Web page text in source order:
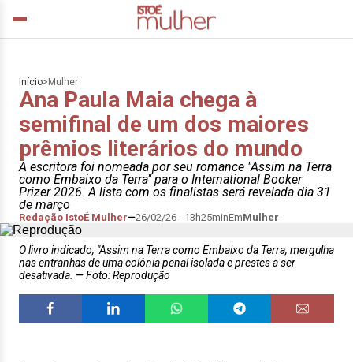
Início> Mulher
Ana Paula Maia chega à
semifinal de um dos maiores
prêmios literários do mundo
A escritora foi nomeada por seu romance "Assim na Terra
como Embaixo da Terra" para o International Booker
Prizer 2026. A lista com os finalistas será revelada dia 31
de março
Redação IstoÉ Mulher 26/02/26 - 13h25minEmMulher
O livro indicado, "Assim na Terra como Embaixo da Terra, mergulha
nas entranhas de uma colônia penal isolada e prestes a ser
desativada.
Foto: Reprodução